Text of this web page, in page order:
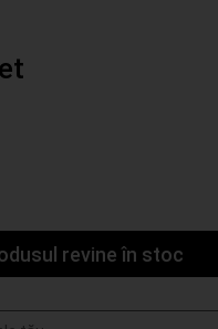
revine în stoc